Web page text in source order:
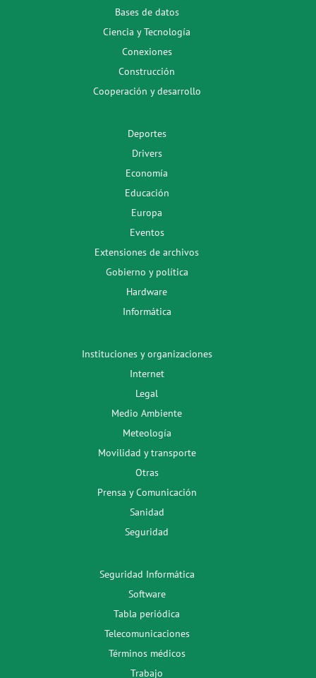
Bases de datos
Ciencia y Tecnología
Conexiones
Construcción
Cooperación y desarrollo
Deportes
Drivers
Economía
Educación
Europa
Eventos
Extensiones de archivos
Gobierno y política
Hardware
Informática
Instituciones y organizaciones
Internet
Legal
Medio Ambiente
Meteología
Movilidad y transporte
Otras
Prensa y Comunicación
Sanidad
Seguridad
Seguridad Informática
Software
Tabla periódica
Telecomunicaciones
Términos médicos
Trabajo